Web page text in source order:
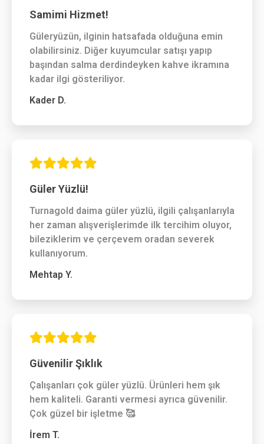
Samimi Hizmet!
Güleryüzün, ilginin hatsafada olduğuna emin
olabilirsiniz. Diğer kuyumcular satışı yapıp
başından salma derdindeyken kahve ikramına
kadar ilgi gösteriliyor.
Kader D.
Güler Yüzlü!
Turnagold daima güler yüzlü, ilgili çalışanlarıyla
her zaman alışverişlerimde ilk tercihim oluyor,
bileziklerim ve çerçevem oradan severek
kullanıyorum.
Mehtap Y.
Güvenilir Şıklık
Çalışanları çok güler yüzlü. Ürünleri hem şık
hem kaliteli. Garanti vermesi ayrıca güvenilir.
Çok güzel bir işletme 🥰
İrem T.